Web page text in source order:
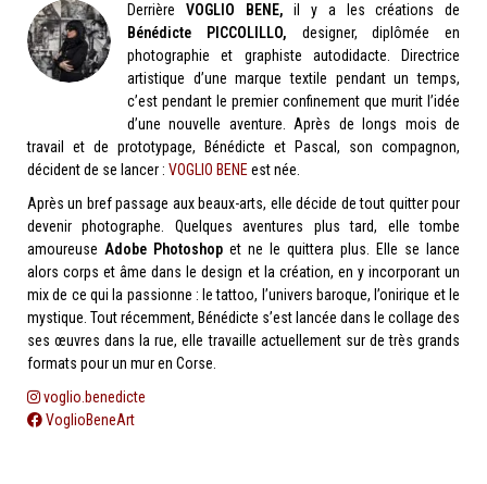
Derrière VOGLIO BENE,il y a les créations de
Bénédicte PICCOLILLO, designer, diplômée en
photographie et graphiste autodidacte. Directrice
artistique d’une marque textile pendant un temps,
c’est pendant le premier confinement que murit l’idée
d’une nouvelle aventure. Après de longs mois de
travail et de prototypage, Bénédicte et Pascal, son compagnon,
décident de se lancer : VOGLIO BENEest née.
Après un bref passage aux beaux-arts, elle décide de tout quitter pour
devenir photographe. Quelques aventures plus tard, elle tombe
amoureuse Adobe Photoshop et ne le quittera plus. Elle se lance
alors corps et âme dans le design et la création, en y incorporant un
mix de ce qui la passionne : le tattoo, l’univers baroque, l’onirique et le
mystique. Tout récemment, Bénédicte s’est lancée dans le collage des
ses œuvres dans la rue, elle travaille actuellement sur de très grands
formats pour un mur en Corse.
voglio.benedicte
VoglioBeneArt